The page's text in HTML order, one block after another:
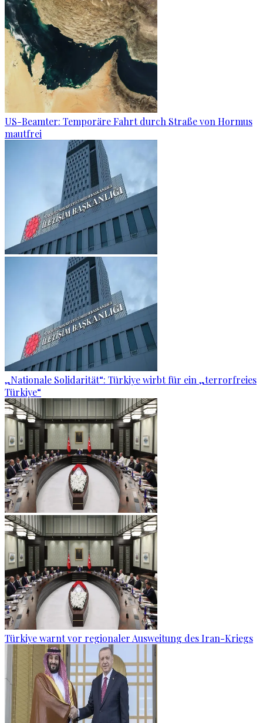
US-Beamter: Temporäre Fahrt durch Straße von Hormus
mautfrei
„Nationale Solidarität“: Türkiye wirbt für ein „terrorfreies
Türkiye“
Türkiye warnt vor regionaler Ausweitung des Iran-Kriegs